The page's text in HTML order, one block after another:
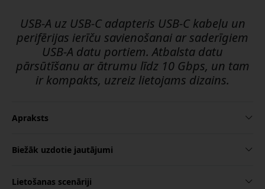
USB-A uz USB-C adapteris USB-C kabeļu un
perifērijas ierīču savienošanai ar saderīgiem
USB-A datu portiem. Atbalsta datu
pārsūtīšanu ar ātrumu līdz 10 Gbps, un tam
ir kompakts, uzreiz lietojams dizains.
Apraksts
Biežāk uzdotie jautājumi
Lietošanas scenāriji